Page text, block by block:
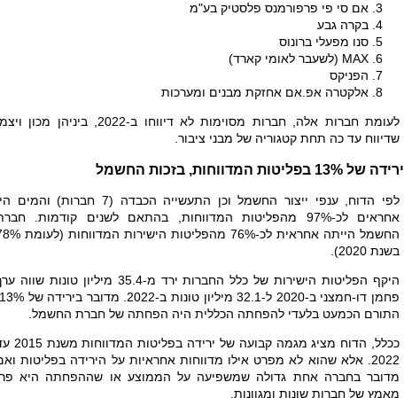
אם סי פי פרפורמנס פלסטיק בע"מ
בקרה גבע
סנו מפעלי ברונוס
MAX (לשעבר לאומי קארד)
הפניקס
אלקטרה אפ.אם אחזקת מבנים ומערכות
לעומת חברות אלה, חברות מסוימות לא דיווחו ב-2022, ביניהן מכון
שדיווח עד כה תחת קטגוריה של מבני ציבור.
ירידה של 13% בפליטות המדווחות, בזכות החשמל
לפי הדוח, ענפי ייצור החשמל וכן התעשייה הכבדה (7 חברות)
אחראים לכ-97% מהפליטות המדווחות, בהתאם לשנים קודמות.
החשמל הייתה אחראית לכ-76% מהפליטות הישירות
בשנת 2020).
היקף הפליטות הישירות של כלל החברות ירד מ-35.4 מיליון טונות שווה
התורם הכמעט בלעדי להפחתה הכללית היה הפחתה של חברת החשמל.
ככלל, הדוח מציג מגמה קבועה של ירידה
2022. אלא שהוא לא מפרט אילו מדווחות אחראיות על הירידה בפליטות
מדובר בחברה אחת גדולה שמשפיעה על הממוצע או שההפחתה היא
מאמץ של חברות שונות ומגוונות.